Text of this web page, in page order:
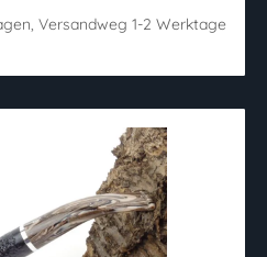
Versandweg 1-2 Werktage